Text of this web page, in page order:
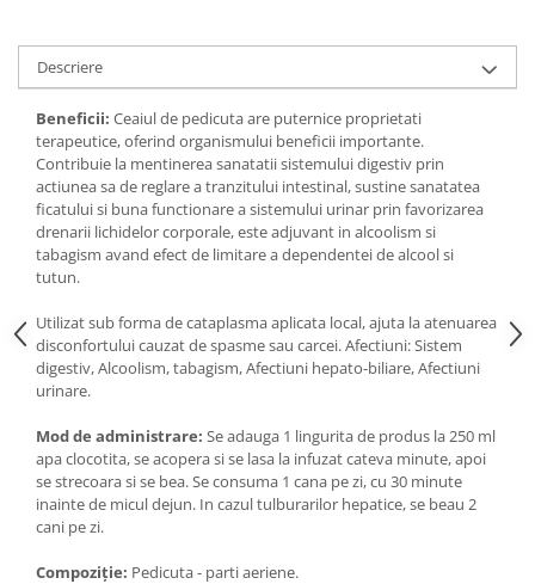
Imunitate
Memorie
Somn usor
Produse sanatate sexuala
Produse pentru Ea
Potenta barbati
Produse pentru sportivi
Proteine
Batoane proteice
Pentru antrenament
Mama si copilul
Produse pentru copii
Sarcina si alaptare
Sucuri
Produse instant
Paste
Snacksuri
Superalimente
Atelierul de cafea si ceaiuri
Cafea
Ceaiuri medicinale compuse
Ceaiuri Maté
Cafea verde
Ulei de cocos de uz alimentar
Ulei de cocos de uz cosmetic
Alte produse din Cocos
Descriere
Beneficii: Ceaiul de pedicuta are puternice proprietati
terapeutice, oferind organismului beneficii importante.
Contribuie la mentinerea sanatatii sistemului digestiv prin
actiunea sa de reglare a tranzitului intestinal, sustine sanatatea
ficatului si buna functionare a sistemului urinar prin favorizarea
drenarii lichidelor corporale, este adjuvant in alcoolism si
tabagism avand efect de limitare a dependentei de alcool si
tutun.
Utilizat sub forma de cataplasma aplicata local, ajuta la atenuarea
disconfortului cauzat de spasme sau carcei. Afectiuni: Sistem
digestiv, Alcoolism, tabagism, Afectiuni hepato-biliare, Afectiuni
urinare.
Mod de administrare: Se adauga 1 lingurita de produs la 250 ml
apa clocotita, se acopera si se lasa la infuzat cateva minute, apoi
se strecoara si se bea. Se consuma 1 cana pe zi, cu 30 minute
inainte de micul dejun. In cazul tulburarilor hepatice, se beau 2
cani pe zi.
Compoziție: Pedicuta - parti aeriene.